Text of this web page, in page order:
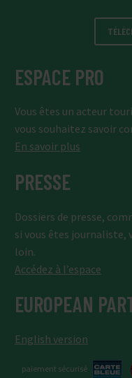
ESPACE PRO
Vous êtes un acteur
vous souhaitez savoir
En savoir plus
PRESSE
Dossiers de presse,
si vous êtes journaliste,
loin.
Accédez à l’espace
EUROPEAN
English version
paiement sécurisé